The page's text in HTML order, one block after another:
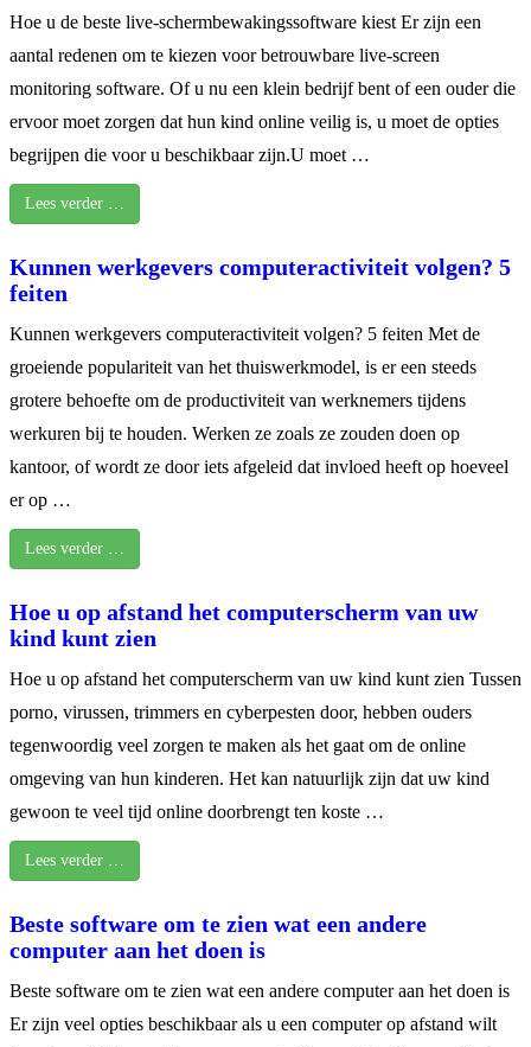
Hoe u de beste live-schermbewakingssoftware kiest Er zijn een
aantal redenen om te kiezen voor betrouwbare live-screen
monitoring software. Of u nu een klein bedrijf bent of een ouder die
ervoor moet zorgen dat hun kind online veilig is, u moet de opties
begrijpen die voor u beschikbaar zijn.U moet …
Lees verder …
Kunnen werkgevers computeractiviteit volgen? 5
feiten
Kunnen werkgevers computeractiviteit volgen? 5 feiten Met de
groeiende populariteit van het thuiswerkmodel, is er een steeds
grotere behoefte om de productiviteit van werknemers tijdens
werkuren bij te houden. Werken ze zoals ze zouden doen op
kantoor, of wordt ze door iets afgeleid dat invloed heeft op hoeveel
er op …
Lees verder …
Hoe u op afstand het computerscherm van uw
kind kunt zien
Hoe u op afstand het computerscherm van uw kind kunt zien Tussen
porno, virussen, trimmers en cyberpesten door, hebben ouders
tegenwoordig veel zorgen te maken als het gaat om de online
omgeving van hun kinderen. Het kan natuurlijk zijn dat uw kind
gewoon te veel tijd online doorbrengt ten koste …
Lees verder …
Beste software om te zien wat een andere
computer aan het doen is
Beste software om te zien wat een andere computer aan het doen is
Er zijn veel opties beschikbaar als u een computer op afstand wilt